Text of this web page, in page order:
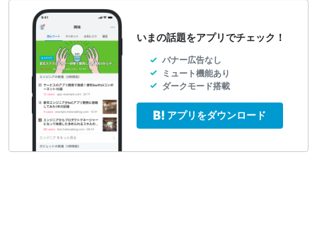
いまの話題をアプリでチェック！
バナー広告なし
ミュート機能あり
ダークモード搭載
アプリをダウンロード